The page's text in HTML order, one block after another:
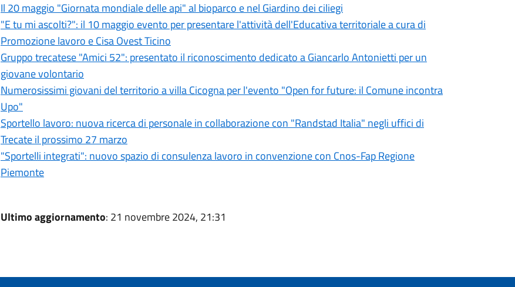
Il 20 maggio "Giornata mondiale delle api" al bioparco e nel Giardino dei ciliegi
"E tu mi ascolti?": il 10 maggio evento per presentare l'attività dell'Educativa territoriale a cura di
Promozione lavoro e Cisa Ovest Ticino
Gruppo trecatese "Amici 52": presentato il riconoscimento dedicato a Giancarlo Antonietti per un
giovane volontario
Numerosissimi giovani del territorio a villa Cicogna per l'evento "Open for future: il Comune incontra
Upo"
Sportello lavoro: nuova ricerca di personale in collaborazione con "Randstad Italia" negli uffici di
Trecate il prossimo 27 marzo
"Sportelli integrati": nuovo spazio di consulenza lavoro in convenzione con Cnos-Fap Regione
Piemonte
Ultimo aggiornamento: 21 novembre 2024, 21:31